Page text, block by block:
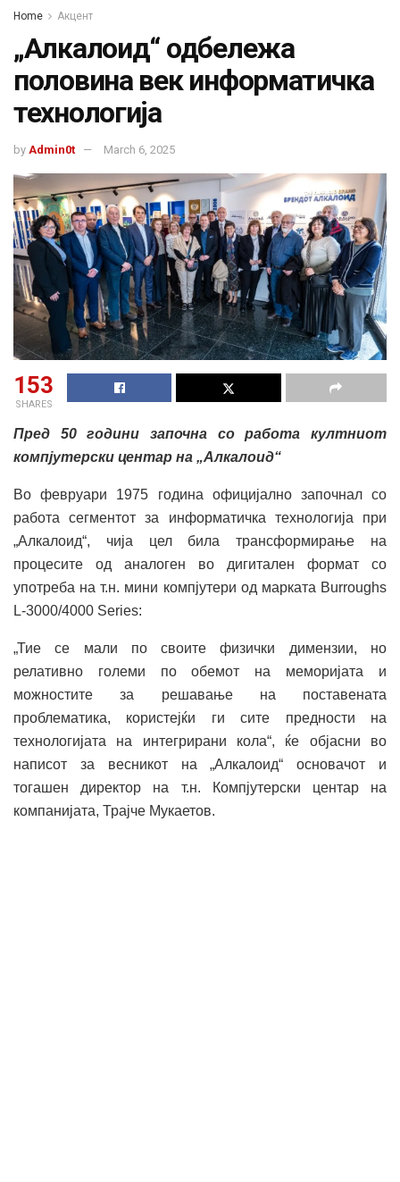
Home Акцент
„Алкалоид“ одбележа
половина век информатичкa
технологија
by Admin0t March 6, 2025
153
SHARES
Пред 50години започна со работа култниот
компјутерски центар на „Алкалоид“
Во февруари 1975 година официјално започнал со
работа сегментот за информатичка технологија при
„Алкалоид“, чија цел била трансформирање на
процесите од аналоген во дигитален формат со
употреба на т.н. мини компјутери од марката Burroughs
L-3000/4000 Series:
„Тие се мали по своите физички димензии, но
релативно големи по обемот на меморијата и
можностите за решавање на поставената
проблематика, користејќи ги сите предности на
технологијата на интегрирани кола“, ќе објасни во
написот за весникот на „Алкалоид“ основачот и
тогашен директор на т.н. Компјутерски центар на
компанијата, Трајче Мукаетов.